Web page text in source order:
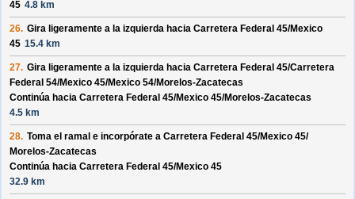
45 4.8 km
26. Gira ligeramente a la izquierda hacia Carretera Federal 45/Mexico
45 15.4 km
27. Gira ligeramente a la izquierda hacia Carretera Federal 45/Carretera
Federal 54/Mexico 45/Mexico 54/Morelos-Zacatecas
Continúa hacia Carretera Federal 45/Mexico 45/Morelos-Zacatecas
4.5 km
28. Toma el ramal e incorpórate a Carretera Federal 45/Mexico 45/
Morelos-Zacatecas
Continúa hacia Carretera Federal 45/Mexico 45
32.9 km